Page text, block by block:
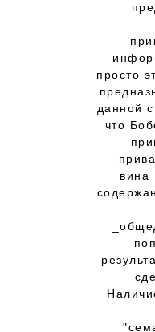
просто
данной
что
вина